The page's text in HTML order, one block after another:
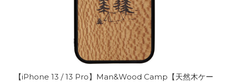
【iPhone 13 / 13 Pro】Man&Wood Camp【天然木ケー